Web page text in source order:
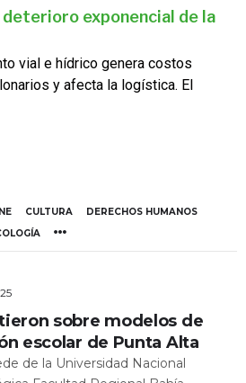
exponencial de la
vial e hídrico genera costos
y afecta la logística. El
CULTURA
DERECHOS HUMANOS
sobre modelos de
escolar de Punta Alta
de la Universidad Nacional